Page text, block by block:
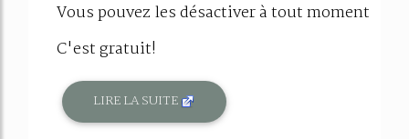
Vous pouvez les désactiver à tout moment
C'est gratuit!
LIRE LA SUITE